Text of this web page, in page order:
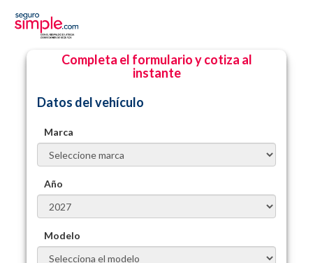
Completa el formulario y cotiza al
instante
Datos del vehículo
Marca
Año
Modelo